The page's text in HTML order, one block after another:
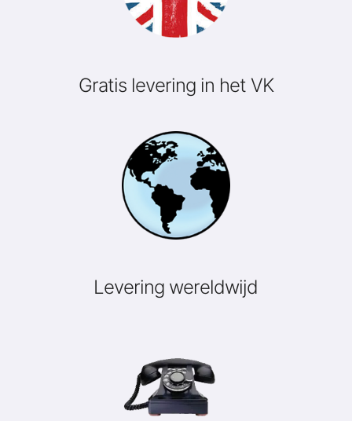
Gratis levering in het VK
Levering wereldwijd